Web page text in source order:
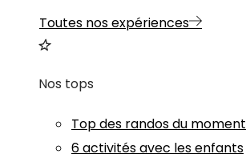
Toutes nos expériences
Nos tops
Top des randos du moment
6 activités avec les enfants